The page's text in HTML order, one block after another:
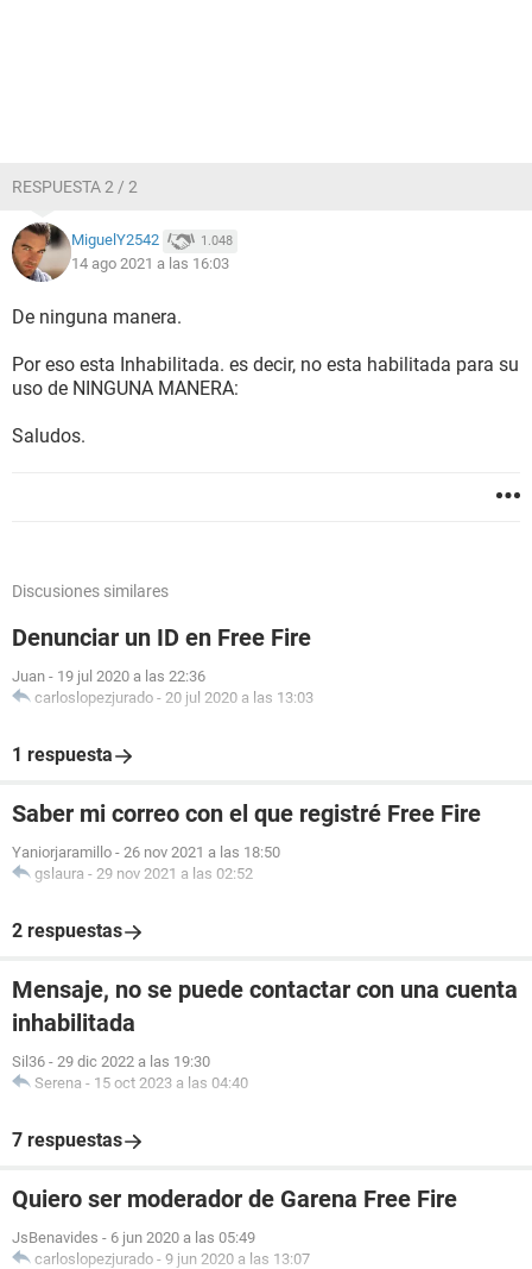
RESPUESTA 2 / 2
MiguelY2542 1.048
14 ago 2021 a las 16:03
De ninguna manera.
Por eso esta Inhabilitada. es decir, no esta habilitada para su
uso de NINGUNA MANERA:
Saludos.
Discusiones similares
Denunciar un ID en Free Fire
Juan - 19 jul 2020 a las 22:36
carloslopezjurado - 20 jul 2020 a las 13:03
1 respuesta
Saber mi correo con el que registré Free Fire
Yaniorjaramillo - 26 nov 2021 a las 18:50
gslaura - 29 nov 2021 a las 02:52
2 respuestas
Mensaje, no se puede contactar con una cuenta
inhabilitada
Sil36 - 29 dic 2022 a las 19:30
Serena - 15 oct 2023 a las 04:40
7 respuestas
Quiero ser moderador de Garena Free Fire
JsBenavides - 6 jun 2020 a las 05:49
carloslopezjurado - 9 jun 2020 a las 13:07